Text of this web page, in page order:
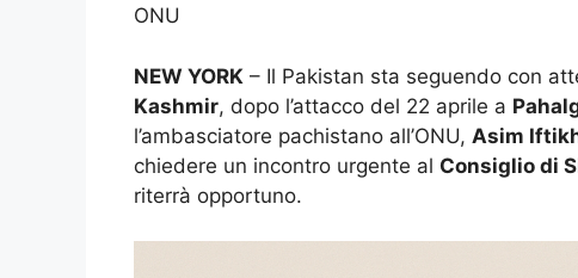
ONU
NEW YORK – Il Pakistan sta seguendo con
Kashmir, dopo l’attacco del 22 aprile a
l’ambasciatore pachistano all’ONU, Asim
chiedere un incontro urgente al Consiglio di
riterrà opportuno.